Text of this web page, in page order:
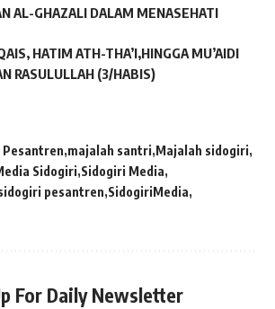
AL-GHAZALI DALAM MENASEHATI
HATIM ATH-THA’I,HINGGA MU’AIDI
RASULULLAH (3/HABIS)
Pesantren majalah santri Majalah sidogiri
Sidogiri Sidogiri Media
pesantren SidogiriMedia
For Daily Newsletter